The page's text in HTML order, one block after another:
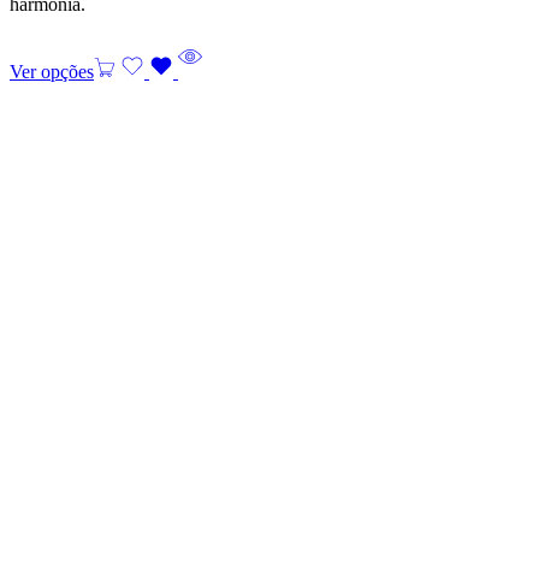
harmonia.
Ver opções